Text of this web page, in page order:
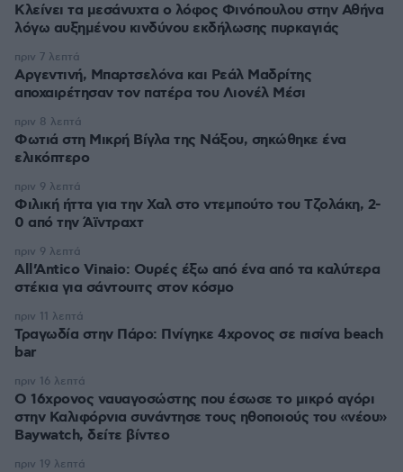
Κλείνει τα μεσάνυχτα ο λόφος Φινόπουλου στην Αθήνα
λόγω αυξημένου κινδύνου εκδήλωσης πυρκαγιάς
Αργεντινή, Μπαρτσελόνα και Ρεάλ Μαδρίτης
αποχαιρέτησαν τον πατέρα του Λιονέλ Μέσι
πριν 7 λεπτά
Φωτιά στη Μικρή Βίγλα της Νάξου, σηκώθηκε ένα
ελικόπτερο
πριν 8 λεπτά
Φιλική ήττα για την Χαλ στο ντεμπούτο του Τζολάκη, 2-
0 από την Άϊντραχτ
πριν 9 λεπτά
All’Antico Vinaio: Ουρές έξω από ένα από τα καλύτερα
στέκια για σάντουιτς στον κόσμο
πριν 9 λεπτά
Τραγωδία στην Πάρο: Πνίγηκε 4χρονος σε πισίνα beach
bar
πριν 11 λεπτά
Ο 16χρονος ναυαγοσώστης που έσωσε το μικρό αγόρι
στην Καλιφόρνια συνάντησε τους ηθοποιούς του «νέου»
Baywatch, δείτε βίντεο
πριν 16 λεπτά
πριν 19 λεπτά